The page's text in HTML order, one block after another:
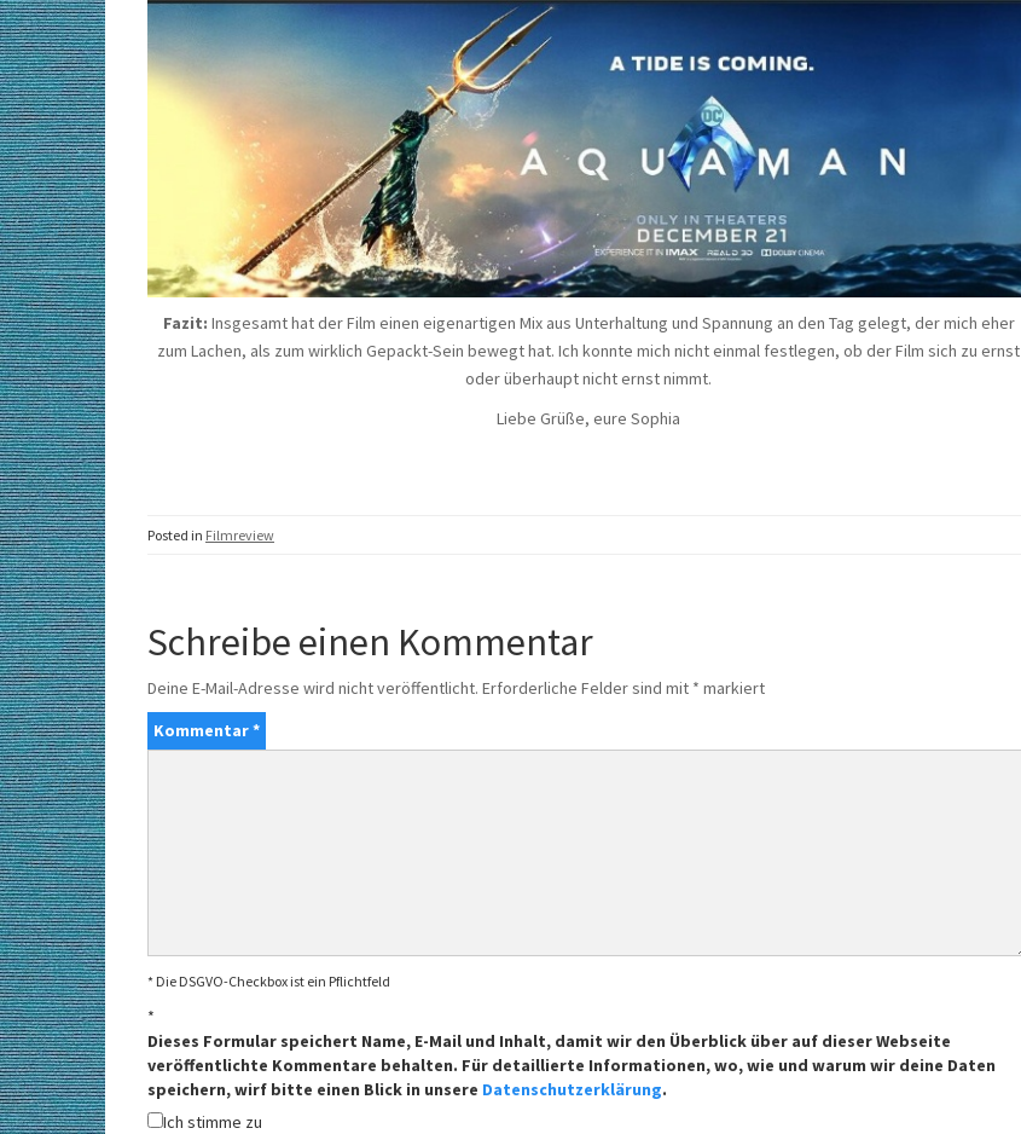
Fazit: Insgesamt hat der Film einen eigenartigen Mix aus Unterhaltung und Spannung an den Tag gelegt, der mich eher
zum Lachen, als zum wirklich Gepackt-Sein bewegt hat. Ich konnte mich nicht einmal festlegen, ob der Film sich zu ernst
oder überhaupt nicht ernst nimmt.
Liebe Grüße, eure Sophia
Posted in Filmreview
Schreibe einen Kommentar
Deine E-Mail-Adresse wird nicht veröffentlicht. Erforderliche Felder sind mit * markiert
Kommentar*
* Die DSGVO-Checkbox ist ein Pflichtfeld
*
Dieses Formular speichert Name, E-Mail und Inhalt, damit wir den Überblick über auf dieser Webseite
veröffentlichte Kommentare behalten. Für detaillierte Informationen, wo, wie und warum wir deine Daten
speichern, wirf bitte einen Blick in unsere Datenschutzerklärung.
Ich stimme zu